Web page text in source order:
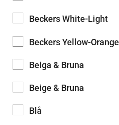
Beckers White-Light
Beckers Yellow-Orange
Beiga & Bruna
Beige & Bruna
Blå